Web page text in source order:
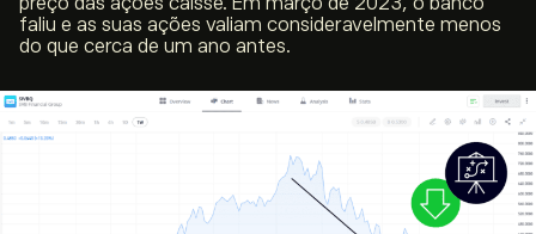
faliu e as suas ações valiam consideravelmente menos
do que cerca de um ano antes.